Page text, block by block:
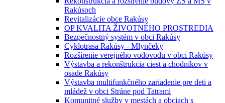
Rakúsoch
Revitalizácie obce Rakúsy
OP KVALITA ŽIVOTNÉHO PROSTREDIA
Bezpečnostný systém v obci Rakúsy
Cyklotrasa Rakúsy - Mlynčeky
Rozšírenie verejného vodovodu v obci Rakúsy
Výstavba a rekonštrukcia ciest a chodníkov v
osade Rakúsy
Výstavba multifunkčného zariadenie pre deti a
mládež v obci Stráne pod Tatrami
Komunitné služby v mestách a obciach s